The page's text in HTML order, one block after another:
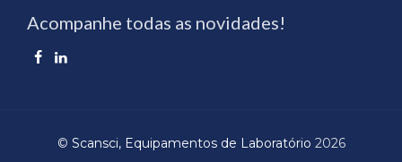
Acompanhe todas as novidades!
© Scansci, Equipamentos de Laboratório 2026